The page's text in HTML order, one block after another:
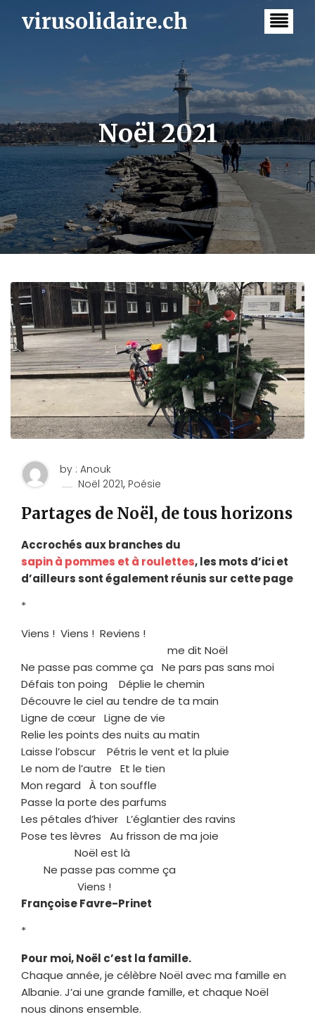
contentvirusolidaire.ch
Noël 2021
by : Anouk
Noël 2021, Poésie
Partages de Noël, de tous horizons
Accrochés aux branches du
sapin à pommes et à roulettes, les mots d’ici et
d’ailleurs sont également réunis sur cette page
*
Viens ! Viens ! Reviens !
me dit Noël
Ne passe pas comme ça Ne pars pas sans moi
Défais ton poing Déplie le chemin
Découvre le ciel au tendre de ta main
Ligne de cœur Ligne de vie
Relie les points des nuits au matin
Laisse l’obscur Pétris le vent et la pluie
Le nom de l’autre Et le tien
Mon regard À ton souffle
Passe la porte des parfums
Les pétales d’hiver L’églantier des ravins
Pose tes lèvres Au frisson de ma joie
Noël est là
Ne passe pas comme ça
Viens !
Françoise Favre-Prinet
*
Pour moi, Noël c’est la famille.
Chaque année, je célèbre Noël avec ma famille en
Albanie. J’ai une grande famille, et chaque Noël
nous dinons ensemble.